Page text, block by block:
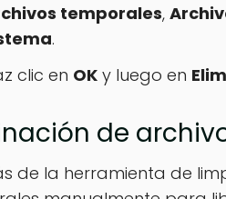
temporales,
.
clic en OK y luego en
de
de la herramienta de